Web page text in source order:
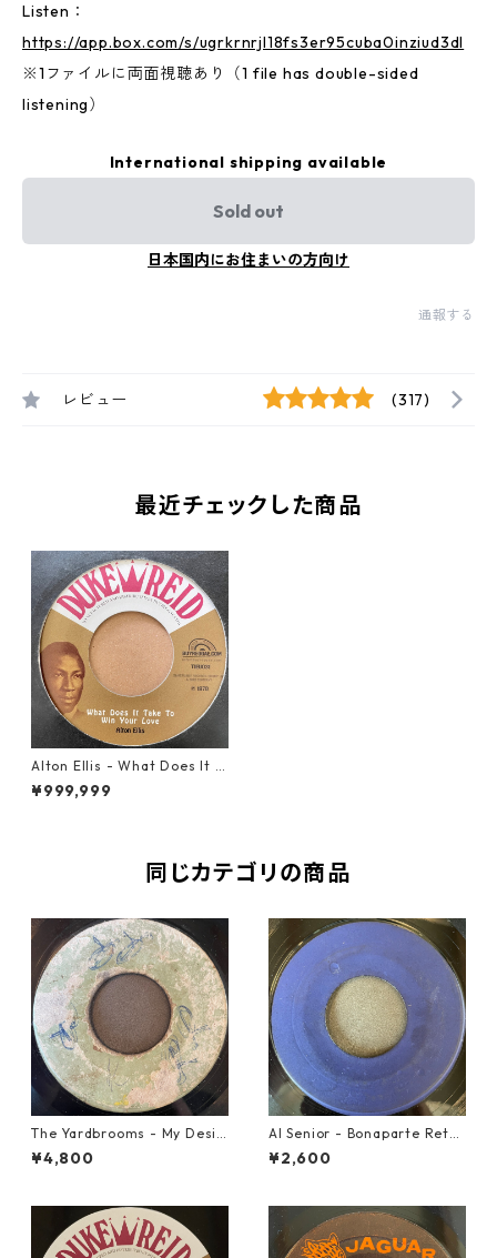
Listen：
https://app.box.com/s/ugrkrnrjl18fs3er95cuba0inziud3dl
※1ファイルに両面視聴あり（1 file has double-sided
listening）
International shipping available
Sold out
日本国内にお住まいの方向け
通報する
レビュー (317)
最近チェックした商品
Alton Ellis - What Does It T
ake To Win Your Love【7-21
090】
¥999,999
同じカテゴリの商品
The Yardbrooms - My Desir
e【7-21922】
¥4,800
Al Senior - Bonaparte Retre
at【7-21861】
¥2,600